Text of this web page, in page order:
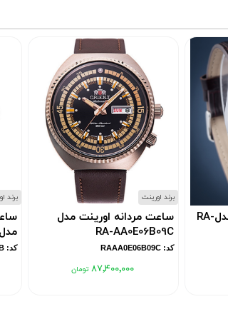
ساعت مردانه اورینت مدلRA-
برند اورینت
ساعت مردانه اورینت مدل
RA-AA0E06B09C
کد: RAAA0E06B09C
۸۷٬۴۰۰٬۰۰۰
برند
مدل RA-TX0303L10B
کد: RATX0303L10B